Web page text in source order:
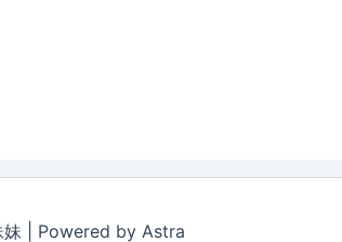
| Powered by Astra